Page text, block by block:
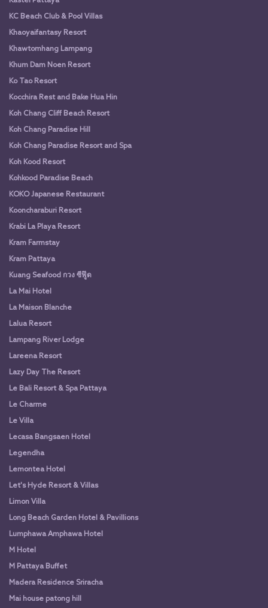
KC Beach Club & Pool Villas
Khaoyaifantasy Resort
Khawtomhang Lampang
Khum Dam Noen Resort
Ko Tao Resort
Kocchira Rest and Bake Hua Hin
Koh Chang Cliff Beach Resort
Koh Chang Paradise Hill
Koh Chang Paradise Resort and Spa
Koh Kood Resort
Kohkood Paradise Beach
KOKO Japanese Restaurant
Kooncharaburi Resort
Krabi La Playa Resort
Kram Farmstay
Kram Pattaya
Kuang Seafood กวง ซีฟู๊ด
La Mai Hotel
La Maison Blanche
Lalua Resort
Lampang River Lodge
Lareena Resort
Lazy Day The Resort
Le Bali Resort & Spa Pattaya
Le Charme
Le Villa
Lecasa Bangsaen Hotel
Legendha
Lemontea Hotel
Let's Hyde Resort & Villas
Limon Villa
Long Beach Garden Hotel & Pavillions
Lumphawa Amphawa Hotel
M Hotel
M Pattaya Buffet
Madera Residence Sriracha
Mai house patong hill